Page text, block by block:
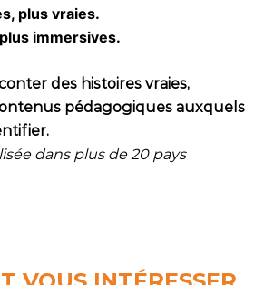
plus vraies.
immersives.
des histoires vraies,
pédagogiques auxquels
dans plus de 20 pays